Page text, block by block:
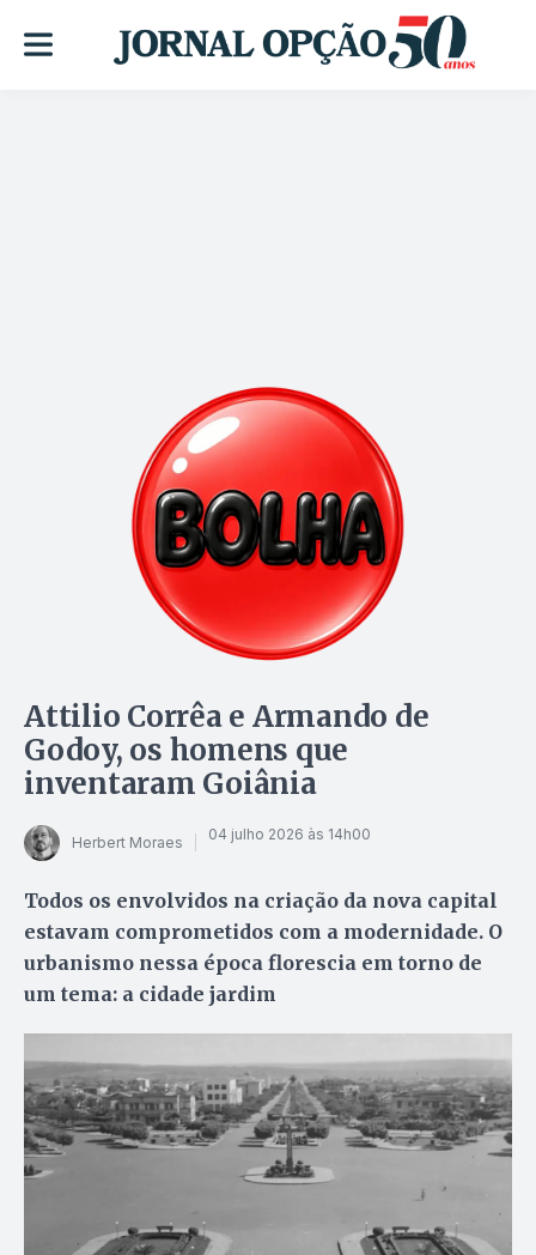
Attilio Corrêa e Armando de
Godoy, os homens que
inventaram Goiânia
Herbert Moraes 04 julho 2026 às 14h00
Todos os envolvidos na criação da nova capital
estavam comprometidos com a modernidade. O
urbanismo nessa época florescia em torno de
um tema: a cidade jardim